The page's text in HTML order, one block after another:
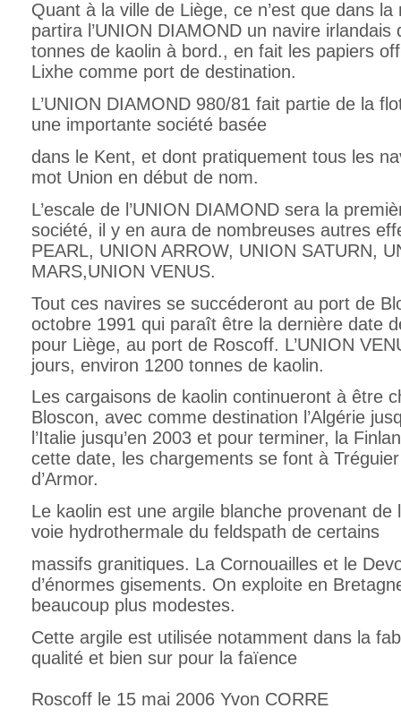
Quant à la ville de Liège, ce n’est que dans
partira l’UNION DIAMOND un navire
tonnes de kaolin à bord., en fait les papiers
Lixhe comme port de destination.
L’UNION DIAMOND 980/81 fait partie de la
une importante société basée
dans le Kent, et dont pratiquement tous les
mot Union en début de nom.
L’escale de l’UNION DIAMOND sera la
société, il y en aura de nombreuses autres
PEARL, UNION ARROW, UNION SATURN,
MARS,UNION VENUS.
Tout ces navires se succéderont au port de
octobre 1991 qui paraît être la dernière date
pour Liège, au port de Roscoff. L’UNION
jours, environ 1200 tonnes de kaolin.
Les cargaisons de kaolin continueront à être
Bloscon, avec comme destination l’Algérie
l’Italie jusqu’en 2003 et pour terminer, la
cette date, les chargements se font à
d’Armor.
Le kaolin est une argile blanche provenant de
voie hydrothermale du feldspath de certains
massifs granitiques. La Cornouailles et le
d’énormes gisements. On exploite en
beaucoup plus modestes.
Cette argile est utilisée notamment dans la
qualité et bien sur pour la faïence
Roscoff le 15 mai 2006 Yvon CORRE